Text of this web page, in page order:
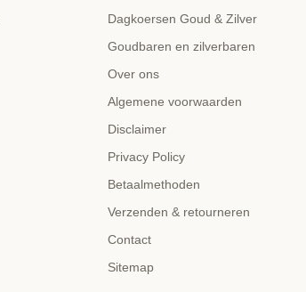
Dagkoersen Goud & Zilver
Goudbaren en zilverbaren
Over ons
Algemene voorwaarden
Disclaimer
Privacy Policy
Betaalmethoden
Verzenden & retourneren
Contact
Sitemap